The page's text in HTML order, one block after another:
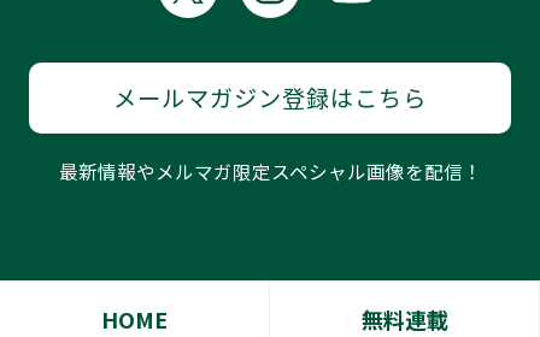
メールマガジン登録はこちら
最新情報やメルマガ限定スペシャル画像を配信！
HOME 無料連載